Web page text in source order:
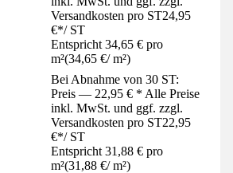
Versandkosten pro ST24,95
€*/ ST
Entspricht 34,65 € pro
m²(34,65 €/ m²)
Bei Abnahme von 30 ST:
Preis — 22,95 € * Alle Preise
inkl. MwSt. und ggf. zzgl.
Versandkosten pro ST22,95
€*/ ST
Entspricht 31,88 € pro
m²(31,88 €/ m²)